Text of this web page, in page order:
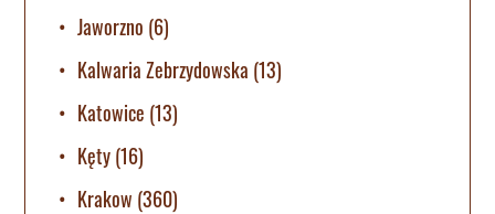
Jaworzno (6)
Kalwaria Zebrzydowska (13)
Katowice (13)
Kęty(16)
Krakow (360)